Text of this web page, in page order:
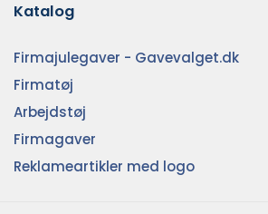
Katalog
Firmajulegaver - Gavevalget.dk
Firmatøj
Arbejdstøj
Firmagaver
Reklameartikler med logo